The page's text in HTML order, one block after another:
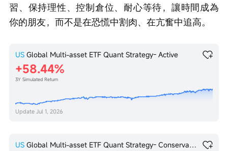
習、保持理性、控制倉位、耐心等待，讓時間成為
你的朋友，而不是在恐慌中割肉、在亢奮中追高。
US Global Multi-asset ETF Quant Strategy- Active
58.44%
3Y Simulated Return
Update Jul 1, 2026
US Global Multi-asset ETF Quant Strategy- Conservative